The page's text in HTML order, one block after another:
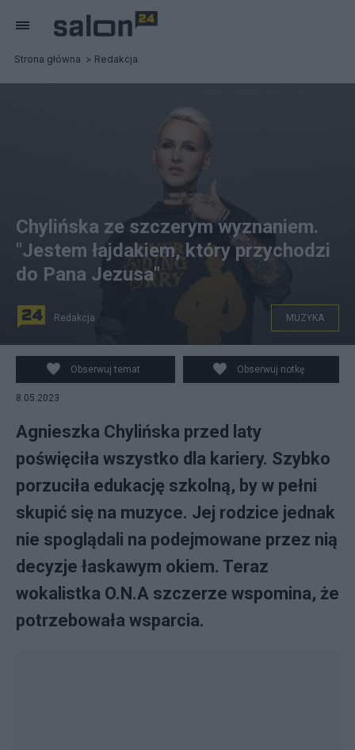
Strona główna Redakcja
Agnieszka Chylińska szczerze o początkach jej kariery
muzycznej i braku wsparcia od rodziców. (fot.
Instagram)
Chylińska ze szczerym wyznaniem.
"Jestem łajdakiem, który przychodzi
do Pana Jezusa"
Redakcja MUZYKA
Obserwuj temat Obserwuj notkę
8.05.2023
Agnieszka Chylińska przed laty
poświęciła wszystko dla kariery. Szybko
porzuciła edukację szkolną, by w pełni
skupić się na muzyce. Jej rodzice jednak
nie spoglądali na podejmowane przez nią
decyzje łaskawym okiem. Teraz
wokalistka O.N.A szczerze wspomina, że
potrzebowała wsparcia.